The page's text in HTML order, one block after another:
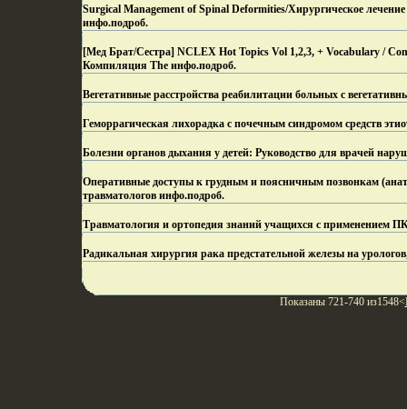
Surgical Management of Spinal Deformities/Хирургическое
инфо.подроб.
[Мед Брат/Сестра] NCLEX Hot Topics Vol 1,2,3, + Vocabulary /
Компиляция The инфо.подроб.
Вегетативные расстройства реабилитации больных с
Геморрагическая лихорадка с почечным синдромом средств
Болезни органов дыхания у детей: Руководство для врачей
Оперативные доступы к грудным и поясничным позвонкам
травматологов инфо.подроб.
Травматология и ортопедия знаний учащихся с применением
Радикальная хирургия рака предстательной железы на
Показаны 721-740 из1548<